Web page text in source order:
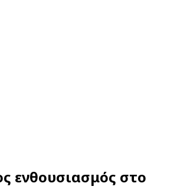
ενθουσιασμός στο